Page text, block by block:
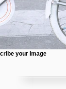
your image